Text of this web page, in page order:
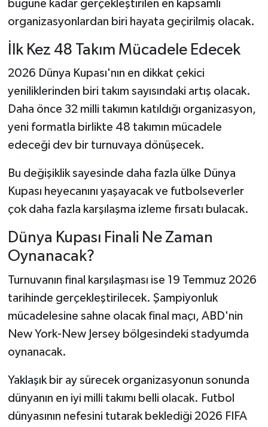
bugüne kadar gerçekleştirilen en kapsamlı
organizasyonlardan biri hayata geçirilmiş olacak.
İlk Kez 48 Takım Mücadele Edecek
2026 Dünya Kupası'nın en dikkat çekici
yeniliklerinden biri takım sayısındaki artış olacak.
Daha önce 32 milli takımın katıldığı organizasyon,
yeni formatla birlikte 48 takımın mücadele
edeceği dev bir turnuvaya dönüşecek.
Bu değişiklik sayesinde daha fazla ülke Dünya
Kupası heyecanını yaşayacak ve futbolseverler
çok daha fazla karşılaşma izleme fırsatı bulacak.
Dünya Kupası Finali Ne Zaman
Oynanacak?
Turnuvanın final karşılaşması ise 19 Temmuz 2026
tarihinde gerçekleştirilecek. Şampiyonluk
mücadelesine sahne olacak final maçı, ABD'nin
New York-New Jersey bölgesindeki stadyumda
oynanacak.
Yaklaşık bir ay sürecek organizasyonun sonunda
dünyanın en iyi milli takımı belli olacak. Futbol
dünyasının nefesini tutarak beklediği 2026 FIFA